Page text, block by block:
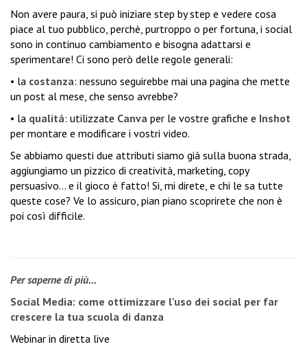
Non avere paura, si può iniziare step by step e vedere cosa
piace al tuo pubblico, perchè, purtroppo o per fortuna, i social
sono in continuo cambiamento e bisogna adattarsi e
sperimentare! Ci sono però delle regole generali:
• la costanza: nessuno seguirebbe mai una pagina che mette
un post al mese, che senso avrebbe?
• la qualitá: utilizzate Canva per le vostre grafiche e Inshot
per montare e modificare i vostri video.
Se abbiamo questi due attributi siamo già sulla buona strada,
aggiungiamo un pizzico di creatività, marketing, copy
persuasivo… e il gioco è fatto! Si, mi direte, e chi le sa tutte
queste cose? Ve lo assicuro, pian piano scoprirete che non è
poi così difficile.
Per saperne di più...
Social Media: come ottimizzare l'uso dei social per far
crescere la tua scuola di danza
Webinar in diretta live